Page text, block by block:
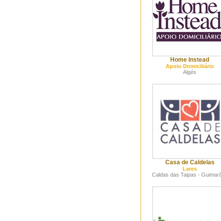
Home Instead
Apoio Domiciliário
Algés
Casa de Caldelas
Lares
Caldas das Taipas -